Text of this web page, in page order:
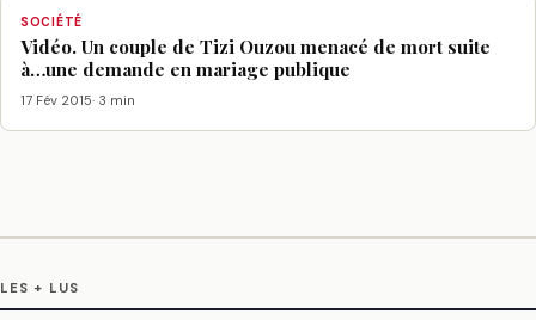
SOCIÉTÉ
Vidéo. Un couple de Tizi Ouzou menacé de mort suite
à…une demande en mariage publique
17 Fév 2015· 3 min
LES + LUS